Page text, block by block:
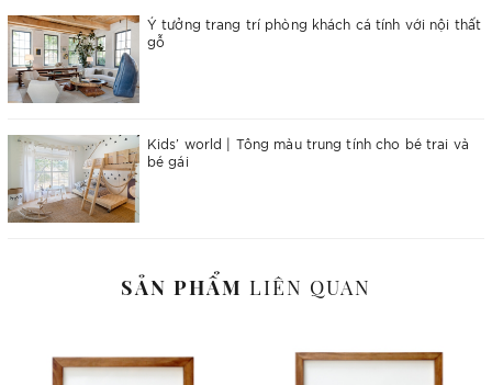
Ý tưởng trang trí phòng khách cá tính với nội thất
gỗ
Kids’ world | Tông màu trung tính cho bé trai và
bé gái
SẢN PHẨM LIÊN QUAN